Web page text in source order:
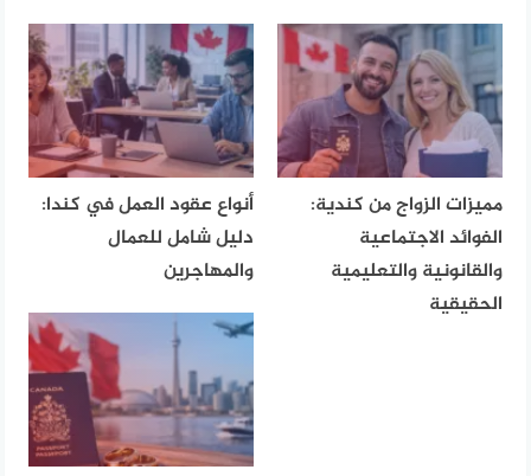
مميزات الزواج من كندية:
الفوائد الاجتماعية
والقانونية والتعليمية
الحقيقية
أنواع عقود العمل في كندا:
دليل شامل للعمال
والمهاجرين